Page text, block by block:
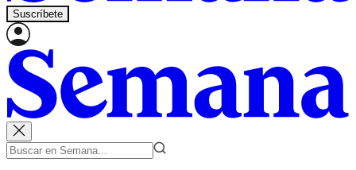
Suscríbete